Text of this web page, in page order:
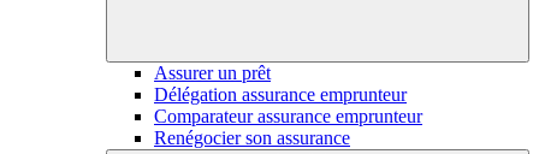
Assurer un prêt
Délégation assurance emprunteur
Comparateur assurance emprunteur
Renégocier son assurance